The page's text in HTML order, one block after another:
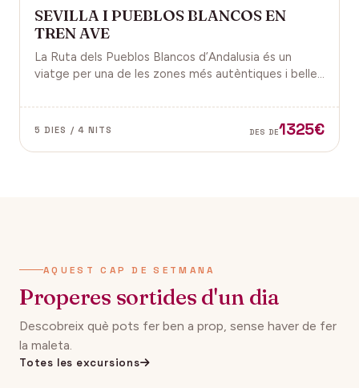
SEVILLA I PUEBLOS BLANCOS EN
TREN AVE
La Ruta dels Pueblos Blancos d’Andalusia és un
viatge per una de les zones més autèntiques i belles
Cadis i Màlaga. Vens amb nosaltres?
5 DIES / 4 NITS DES DE1325€
AQUEST CAP DE SETMANA
Properes sortides d'un dia
Descobreix què pots fer ben a prop, sense haver de fer
la maleta.
Totes les excursions